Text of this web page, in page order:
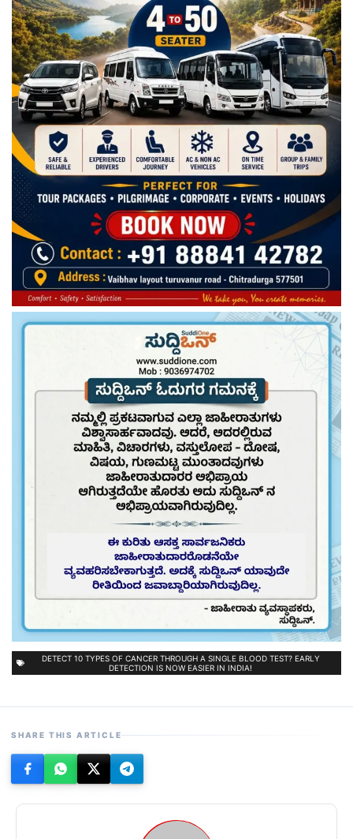
DETECT 10 TYPES OF CANCER THROUGH A SINGLE BLOOD TEST? EARLY
DETECTION IS NOW EASIER IN INDIA!
SHARE THIS ARTICLE